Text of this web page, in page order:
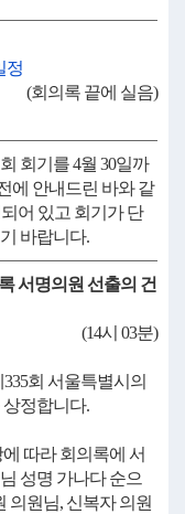
정
(회의록 끝에 실음)
회기를 4월 30일까
에 안내드린 바와 같
어 있고 회기가 단
바랍니다.
서명의원 선출의 건
(14시 03분)
회 서울특별시의
정합니다.
따라 회의록에 서
성명 가나다 순으
의원님, 신복자 의원